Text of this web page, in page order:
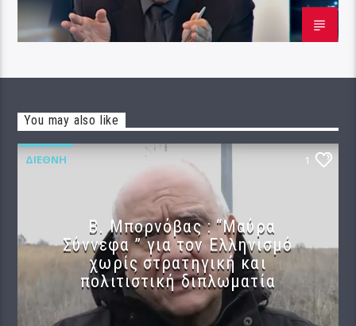
You may also like
ΔΙΕΘΝΉ 1
B. Μπορνόβας : “Μαύρα
Σύννεφα ” για τον Ελληνισμό
χωρίς στρατηγική και
πολιτιστική διπλωματία